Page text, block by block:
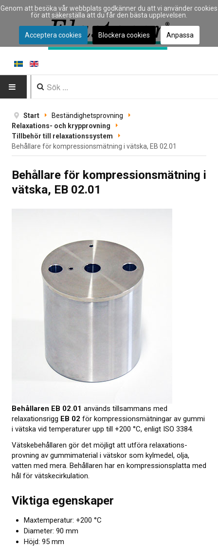
INSTRUMENT
Instrumenttyp
Typ av materialprovning
Tillverkare
PROVNING
Provningsmetoder
Elastocons webbinarier
Litteratur om gummi och plast
Om provning
Om kalibrering
Utbildning
KONTAKT
Start
Beständighetsprovning
Relaxations- och krypprovning
Tillbehör till relaxationssystem
Behållare för kompressions­mätning i vätska, EB 02.01
Behållare för kompressions­mätning i
vätska, EB 02.01
Behållaren EB 02.01 används tillsammans med
relaxationsrigg EB 02 för kompressions­mätningar av gummi
i vätska vid temperaturer upp till +200 °C, enligt ISO 3384.
Vätskebehållaren gör det möjligt att utföra relaxations­
provning av gummi­material i vätskor som kylmedel, olja,
vatten med mera. Behållaren har en kompressions­platta med
hål för vätske­cirkulation.
Viktiga egenskaper
Maxtemperatur: +200 °C
Diameter: 90 mm
Höjd: 95 mm
Genom att besöka vår webbplats godkänner du att vi använder cookies
för att säkerställa att du får den bästa upplevelsen.
Acceptera cookies Blockera cookies Anpassa